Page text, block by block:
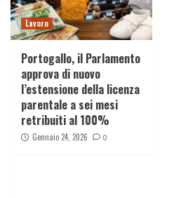
Lavoro
Portogallo, il Parlamento
approva di nuovo
l’estensione della licenza
parentale a sei mesi
retribuiti al 100%
Gennaio 24, 2026 0